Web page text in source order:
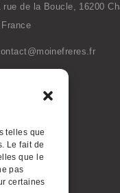
telles que
Le fait de
que le
pas
certaines
rue de la Boucle, 16200
France